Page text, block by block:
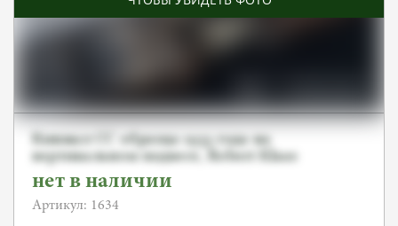
Кинжал СС образца 1933 года на
вертикальном подвесе, Robert Klaas
нет в наличии
Артикул: 1634